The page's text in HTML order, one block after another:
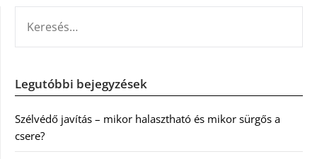
Legutóbbi bejegyzések
Szélvédő javítás – mikor halasztható és mikor sürgős a
csere?